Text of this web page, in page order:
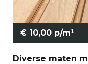
€ 10,00 p/m¹
Diverse maten